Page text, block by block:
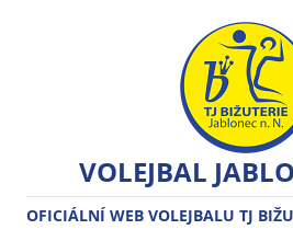
VOLEJBAL
OFICIÁLNÍ WEB VOLEJBALU TJ